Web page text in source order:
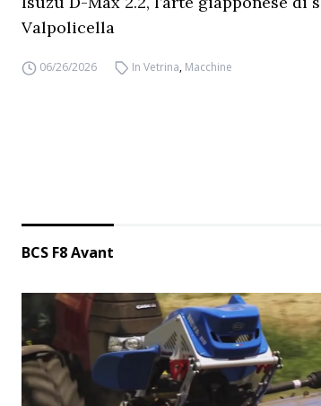
Valpolicella
06/26/2026 In Vetrina, Macchine
BCS F8 Avant